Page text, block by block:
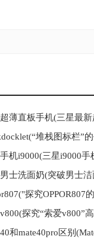
薄直板手机(三星最
堆栈图标栏”
机i9000(三星i9000
探究OPPOR807
探究“索爱v800”